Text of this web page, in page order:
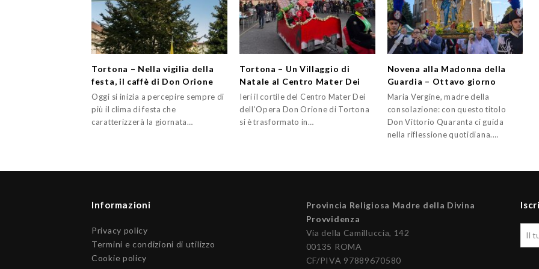
Tortona – Nella vigilia della
festa, il caffè di Don Orione
Oggi si inizia a percepire sempre di
più il clima di festa che
caratterizzerà la giornata…
Tortona – Un Villaggio di
Natale al Centro Mater Dei
Ieri il cortile del Centro Mater Dei
dell’Opera Don Orione di Tortona
si è trasformato in…
Novena alla Madonna della
Guardia – Ottavo giorno
Maria Vergine, madre della
consolazione: con questo titolo
Don Vittorio Quaranta ci guida
nella riflessione quotidiana.…
Informazioni
Privacy policy
Termini e condizioni di utilizzo
Cookie policy
Provincia Religiosa Madre della Divina
Provvidenza
Via della Camilluccia, 142
00135 ROMA
CF/PIVA 97889670580